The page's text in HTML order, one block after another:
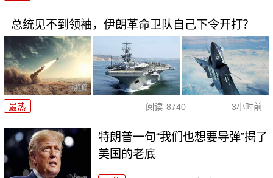
总统见不到领袖，伊朗革命卫队自己下令开打？
最热 阅读 8740 3小时前
特朗普一句“我们也想要导弹”揭了
美国的老底